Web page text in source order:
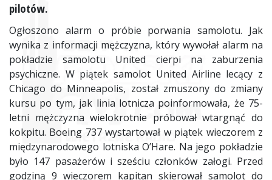
pilotów.
Ogłoszono alarm o próbie porwania samolotu. Jak
wynika z informacji mężczyzna, który wywołał alarm na
pokładzie samolotu United cierpi na zaburzenia
psychiczne. W piątek samolot United Airline lecący z
Chicago do Minneapolis, został zmuszony do zmiany
kursu po tym, jak linia lotnicza poinformowała, że 75-
letni mężczyzna wielokrotnie próbował wtargnąć do
kokpitu. Boeing 737 wystartował w piątek wieczorem z
międzynarodowego lotniska O’Hare. Na jego pokładzie
było 147 pasażerów i sześciu członków załogi. Przed
godziną 9 wieczorem kapitan skierował samolot do